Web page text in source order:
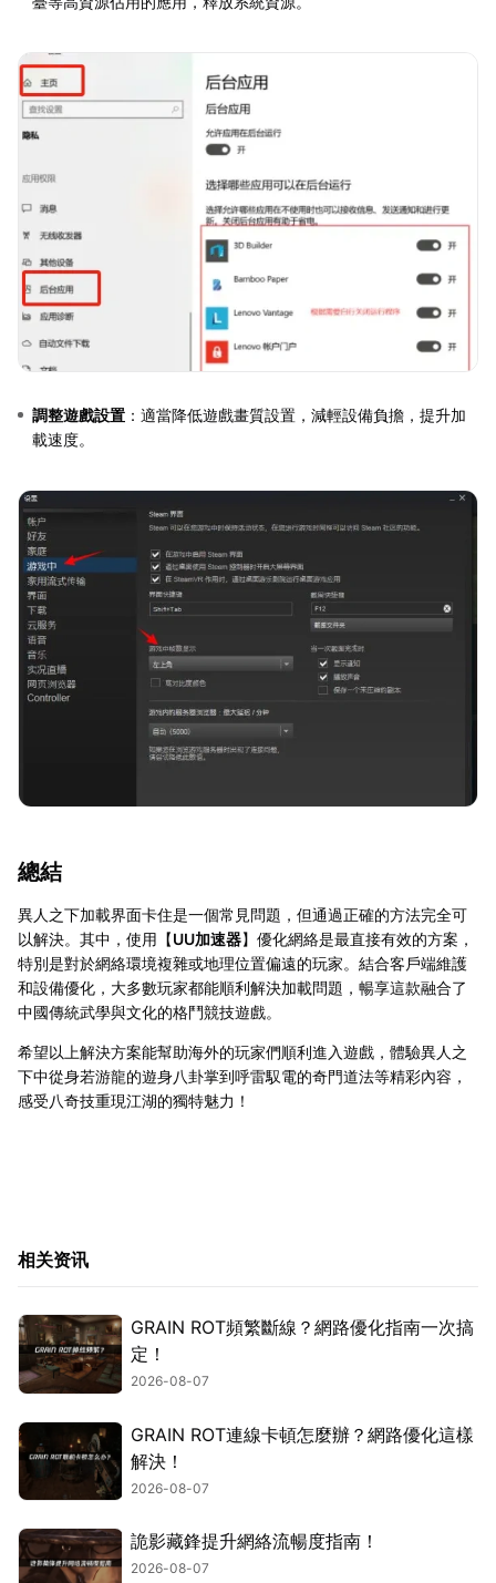
調整遊戲設置 ：適當降低遊戲畫質設置，減輕設備負擔，提升加
載速度。
總結
異人之下加載界面卡住是一個常見問題，但通過正確的方法完全可
以解決。其中，使用【UU加速器】優化網絡是最直接有效的方案，
特別是對於網絡環境複雜或地理位置偏遠的玩家。結合客戶端維護
和設備優化，大多數玩家都能順利解決加載問題，暢享這款融合了
中國傳統武學與文化的格鬥競技遊戲。
希望以上解決方案能幫助海外的玩家們順利進入遊戲，體驗異人之
下中從身若游龍的遊身八卦掌到呼雷馭電的奇門道法等精彩內容，
感受八奇技重現江湖的獨特魅力！
相关资讯
GRAIN ROT頻繁斷線？網路優化指南一次搞
定！
2026-08-07
GRAIN ROT連線卡頓怎麼辦？網路優化這樣
解決！
2026-08-07
詭影藏鋒提升網絡流暢度指南！
2026-08-07